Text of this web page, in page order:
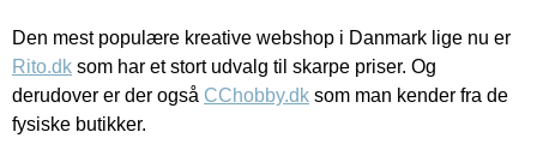
Den mest populære kreative webshop i Danmark lige nu er
Rito.dk som har et stort udvalg til skarpe priser. Og
derudover er der også CChobby.dk som man kender fra de
fysiske butikker.